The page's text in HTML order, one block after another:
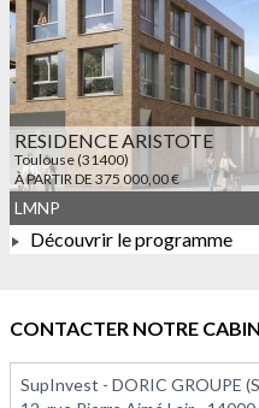
RESIDENCE ARISTOTE
Toulouse (31400)
À PARTIR DE 375 000,00 €
À PARTIR DE 375 000,00 €
LMNP
Découvrir le programme
CONTACTER NOTRE
SupInvest - DORIC GROUPE